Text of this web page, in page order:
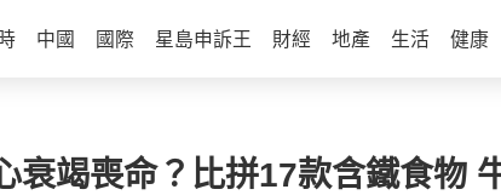
中國 國際 星島申訴王 財經 地產 生活 健康
衰竭喪命？比拼17款含鐵食物